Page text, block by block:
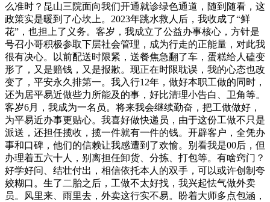
么准时？昆山三院面向我们开通就诊绿色通道，随到随看，这
政策实是暖到了心坎上。2023年跳水救人后，我收成了“鲜
花”，也担上了义务。客岁，我成立了公益办事核心，方针是
号召小哥积极参取下层社会管理，成为行走的正能量，对此我
很有决心。以前配送时限紧，送餐焦急翻了车，蛋糕给人磕变
形了，又是赔钱，又是报歉。现正在时限耽误，我的心态也改
变了，平安永久排第一。我入行12年，做好本职工做的同时，
还为居平易近做些力所能及的事，好比清理小告白、卫角等。
客岁6月，我成为一名员。将来我会继续勤奋，把工做做好，
为平易近办事更贴心。我喜好做快递员，由于这份工做不只是
派送，还担任揽收，揽一件就有一件的钱。开辟客户，全凭办
事和口碑，他们的信赖让我感遭到了欢愉。别看我是00后，但
办理着五六十人，别离担任卸货、分拣、打包等。有啥窍门？
好学好问、结壮付出，相信依托本人的双手，可以或许创制夸
姣糊口。生了二胎之后，工做不太好找，我兴起怯气做外卖
员。风里来、雨里去，外卖这行实不易。盼着大师多点包涵，